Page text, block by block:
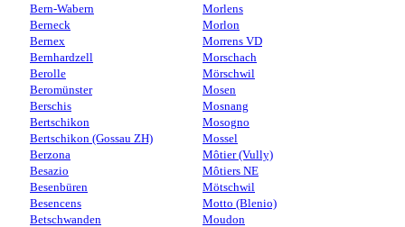
Bern-Wabern
Berneck
Bernex
Bernhardzell
Berolle
Beromünster
Berschis
Bertschikon
Bertschikon (Gossau ZH)
Berzona
Besazio
Besenbüren
Besencens
Betschwanden
Morlens
Morlon
Morrens VD
Morschach
Mörschwil
Mosen
Mosnang
Mosogno
Mossel
Môtier (Vully)
Môtiers NE
Mötschwil
Motto (Blenio)
Moudon